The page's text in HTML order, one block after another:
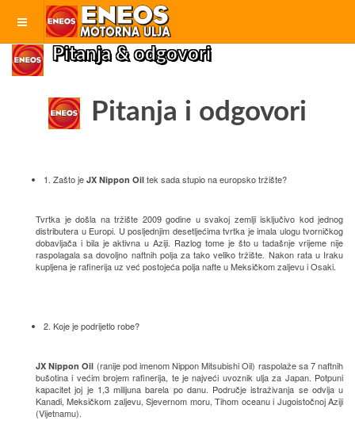
Pitanja & odgovori
Pitanja i odgovori
1. Zašto je JX Nippon Oil tek sada stupio na europsko tržište?
Tvrtka je došla na tržište 2009 godine u svakoj zemlji isključivo kod jednog
distributera u Europi. U posljednjim desetljećima tvrtka je imala ulogu tvorničkog
dobavljača i bila je aktivna u Aziji. Razlog tome je što u tadašnje vrijeme nije
raspolagala sa dovoljno naftnih polja za tako veliko tržište. Nakon rata u Iraku
kupljena je rafinerija uz već postojeća polja nafte u Meksičkom zaljevu i Osaki.
2. Koje je podrijetlo robe?
JX Nippon Oil (ranije pod imenom Nippon Mitsubishi Oil) raspolaže sa 7 naftnih
bušotina i većim brojem rafinerija, te je najveći uvoznik ulja za Japan. Potpuni
kapacitet joj je 1,3 milijuna barela po danu. Područje istraživanja se odvija u
Kanadi, Meksičkom zaljevu, Sjevernom moru, Tihom oceanu i Jugoistočnoj Aziji
(Vijetnamu).